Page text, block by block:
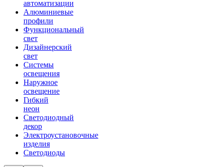
автоматизации
Алюминиевые
профили
Функциональный
свет
Дизайнерский
свет
Системы
освещения
Наружное
освещение
Гибкий
неон
Светодиодный
декор
Электроустановочные
изделия
Светодиоды